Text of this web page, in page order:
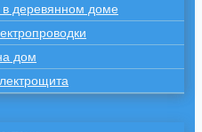
в деревянном доме
дом